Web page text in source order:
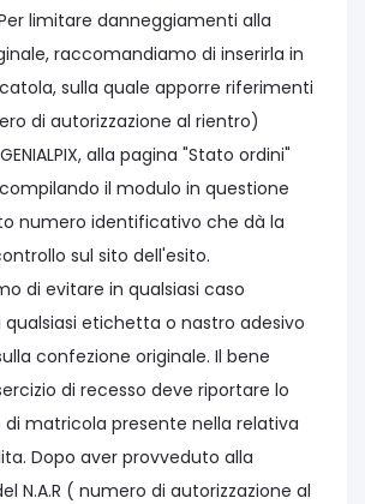
limitare danneggiamenti alla
raccomandiamo di inserirla in
sulla quale apporre riferimenti
di autorizzazione al rientro)
alla pagina "Stato ordini"
compilando il modulo in questione
numero identificativo che dà la
sul sito dell'esito.
di evitare in qualsiasi caso
qualsiasi etichetta o nastro adesivo
confezione originale. Il bene
di recesso deve riportare lo
matricola presente nella relativa
Dopo aver provveduto alla
N.A.R ( numero di autorizzazione al